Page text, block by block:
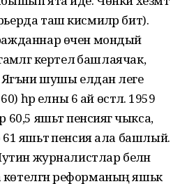
таш кисмиләр бит).
өчен мондый
кертелә башлаячак,
Ягъни шушы елдан әлеге
һәр елны 6 ай өстәлә. 1959
яшьтә пенсиягә чыкса,
яшьтә пенсия ала башлый.
журналистлар белән
реформаның яшькә